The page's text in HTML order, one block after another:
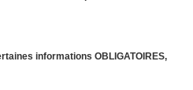
informations OBLIGATOIRES,